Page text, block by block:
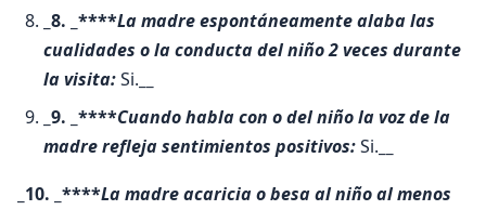
_8. _****La madre espontáneamente alaba las
cualidades o la conducta del niño 2 veces durante
la visita:Si.
_9. _****Cuando habla con o del niño la voz de la
madre refleja sentimientos positivos:Si.
_10. _****La madre acaricia o besa al niño al menos